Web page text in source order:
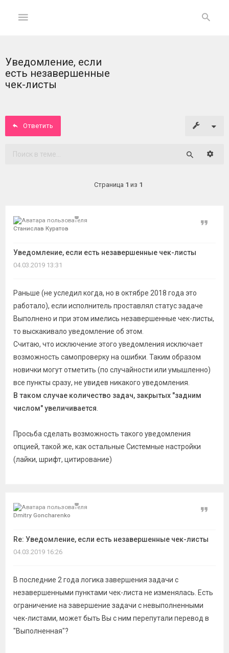
ГЛАВНАЯ
На
Вход
ФОРУМ
Активные
Уведомление, если
есть незавершенные
чек-листы
Ответить
Страница 1 из 1
Станислав Куратов
Уведомление, если есть незавершенные чек-листы
Цитата
04.03.2019 13:31
Раньше (не уследил когда, но в октябре 2018 года это
работало), если исполнитель проставлял статус задаче
Выполнено и при этом имелись незавершенные чек-листы,
то выскакивало уведомление об этом.
Считаю, что исключение этого уведомления исключает
возможность самопроверку на ошибки. Таким образом
новички могут отметить (по случайности или умышленно)
все пункты сразу, не увидев никакого уведомления.
В таком случае количество задач, закрытых "задним
числом" увеличивается
Просьба сделать возможность такого уведомления
опцией, такой же, как остальные Системные настройки
(лайки, шрифт, цитирование)
Dmitry Goncharenko
Re: Уведомление, если есть незавершенные чек-листы
Цитата
04.03.2019 16:26
В последние 2 года логика завершения задачи с
незавершенными пунктами чек-листа не изменялась. Есть
ограничение на завершение задачи с невыполненными
чек-листами, может быть Вы с ним перепутали перевод в
"Выполненная"?